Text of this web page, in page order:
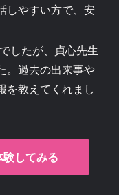
しやすい方で、安
したが、貞心先生
。過去の出来事や
を教えてくれまし
してみる